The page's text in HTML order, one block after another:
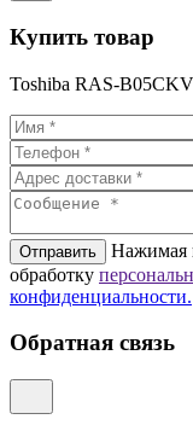
Купить товар
Toshiba RAS-
Отправить
Нажимая
обработку
конфиденциальности.
Обратная связь